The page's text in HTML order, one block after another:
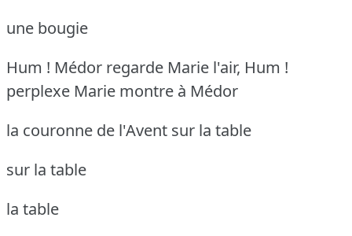
une bougie
Hum ! Médor regarde Marie l'air, Hum !
perplexe Marie montre à Médor
la couronne de l'Avent sur la table
sur la table
la table